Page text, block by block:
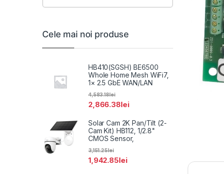
Cele mai noi produse
HB410(SGSH) BE6500
Whole Home Mesh WiFi7,
1× 2.5 GbE WAN/LAN
2,866.38lei
4,583.18lei
Solar Cam 2K Pan/Tilt (2-
Cam Kit) HB112, 1/2.8"
CMOS Sensor,
1,942.85lei
3,151.25lei